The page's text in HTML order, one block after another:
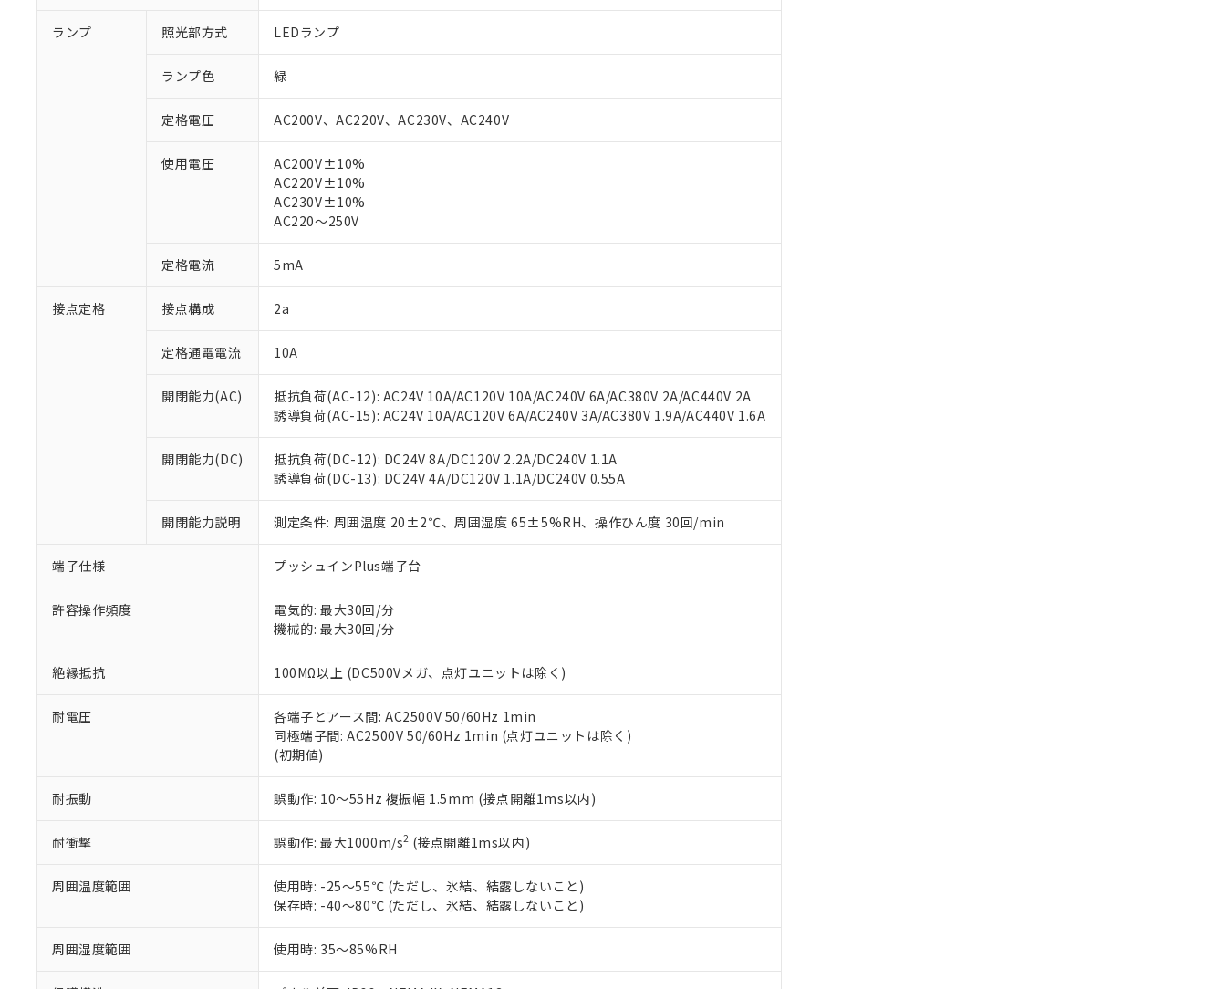
ランプ 照光部方式 LEDランプ
ランプ色 緑
定格電圧 AC200V、AC220V、AC230V、AC240V
使用電圧
AC200V±10%
AC220V±10%
AC230V±10%
AC220～250V
定格電流 5mA
接点定格 接点構成 2a
定格通電電流 10A
開閉能力(AC)
抵抗負荷(AC-12): AC24V 10A/AC120V 10A/AC240V 6A/AC380V 2A/AC440V 2A
誘導負荷(AC-15): AC24V 10A/AC120V 6A/AC240V 3A/AC380V 1.9A/AC440V 1.6A
開閉能力(DC)
抵抗負荷(DC-12): DC24V 8A/DC120V 2.2A/DC240V 1.1A
誘導負荷(DC-13): DC24V 4A/DC120V 1.1A/DC240V 0.55A
開閉能力説明 測定条件: 周囲温度 20±2℃、周囲湿度 65±5%RH、操作ひん度 30回/min
端子仕様 プッシュインPlus端子台
許容操作頻度
電気的: 最大30回/分
機械的: 最大30回/分
絶縁抵抗 100MΩ以上 (DC500Vメガ、点灯ユニットは除く)
耐電圧
各端子とアース間: AC2500V 50/60Hz 1min
同極端子間: AC2500V 50/60Hz 1min (点灯ユニットは除く)
(初期値)
耐振動 誤動作: 10～55Hz 複振幅 1.5mm (接点開離1ms以内)
耐衝撃 誤動作: 最大1000m/s2 (接点開離1ms以内)
周囲温度範囲
使用時: -25～55℃ (ただし、氷結、結露しないこと)
保存時: -40～80℃ (ただし、氷結、結露しないこと)
周囲湿度範囲 使用時: 35～85%RH
ご利用条件
以下の条件をお読みいただき、同意のうえご利用ください。
本サービスは、当社制御機器事業取扱商品の当社在庫状況および標準価格(税抜)を提供させていただ
当社販売員にご相談ください。
オムロン制御機器販売店や当社販売拠点は「販売ネットワーク
」をご確認ください。
在庫状況および標準価格結果を当社の事前の承諾なく第三者に漏洩または開示しないようお願いしま
す。
マイパーツ機能（部品リスト作成サービス）をご利用いただくには、I-Webメンバーズにご登録され
ている必要があります。
お客様が当ウェブサイト上で当社にご登録された部品リストについて、当社および当社の共同利用者
さい。
※当社の共同利用者とは、"個人情報の共同利用に関して"
の「1.共同利用者の範囲」に記載されて
いる法人を指します。
※1 対応状況
対応予定なし：EU RoHS指令（10物質）の非含有に非対応の商品で、対応品を出す予定はありません。
調査・確認中：EU RoHS指令（10物質）の非含有の対応状況を調査中または確認中の商品です。
非該当品：ライセンス料など無形物で、有害物質有無と関係のない商品です。
仕入先様の事情により、非含有部品としていたものが、含有品と判明した場合などやむを得ず変更すること
があります。
*EU RoHS指令（10物質）：
鉛(Pb) 1000ppm以下、 水銀(Hg) 1000ppm以下、 カドミウム(Cd) 100ppm以下、
六価クロム(Cr(Ⅵ)) 1000ppm以下、ポリ臭化ビフェニル類(PBB) 1000ppm以下、ポリ臭化ジフェニルエーテル類(PBDE) 1000ppm以下、
フタル酸ビス(2-エチルヘキシル) (DEHP)(別名：DOP) 1000ppm以下、フタル酸ブチルベンジル（BBP） 1000ppm以下、フタル酸ジブチ
※2 対応予定月
部品在庫の切り替え状況などにより、予定月が前後することがあります。
※3 非含有証明書ダウンロード
下記の非含有証明書をダウンロードすることができます。
EU RoHS指令（10物質）の非含有証明書
51物質の非含有証明書（当社基準）
※本証明書は発行日時点で非含有を証明するもので、過去に遡って非含有を証明するものではありません。
また、RoHS指令のフタル酸エステル類４物質の対応では、対応完了までの期間は出荷製品に未対応品が
混在することから備考欄に対応日を記載しておりました。
既に当社にて対応品への在庫切替を完了していることから、特段のことがない限り、2022年1月12日よ
り割愛しております。
※1 中国RoHS○×表
「○」：最大均質材料含有率が中国RoHSの基準値以下であることを示します。
「－」：未確認です。当社販売部門へお問い合わせください。
DBP(フタル酸ジブチル) : 1000ppm、 DIBP(フタル酸ジイソブチル) : 1000ppm、 BBP(フタル酸ブチルベンジル) : 1000ppm、
DEHP(フタル酸ビス(2-エチルヘキシル)) : 1000ppm
※2 環境保護使用期限
「ｅ」：有害物質（10物質）のすべてが基準値以下であることを示します。
「10」：通常の使用状況下において有害物質が外部に漏えいし、環境に深刻な影響を及ぼさない年数を意
味します。
「－」：未確認です。当社販売部門へお問い合わせください。
当社は、これら貴社製品のうち、外国為替および外国貿易法に定める商品（以下｢規制貨物等」とい
などの必要な手続きをとります。
当社は、貴社製品を第三者に販売する場合は、上記1、2および3の内容を当該第三者に通知します。
また当社は、販売先および販売に係わる関係者が違法に輸出するおそれがある場合は、取り引きをい
たしません。
合意する キャンセル
号
○ 一定数以上の在庫あり
△ 一定数には満たないが在庫あり
－
在庫なし(最新の在庫状況については、お客様のお取引先、またはお客様担当のオムロン制御
機器販売店・当社販売員にご確認ください)
空
白
受注生産機種、また在庫状況の情報を公開していない機種